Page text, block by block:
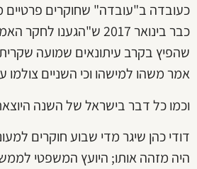
כעובדה ב"עובדה" שחוקרים פרטיים
שהפיץ בקרב עיתונאים שמועה שקרית
אמר משהו למישהו וכי השניים צולמו
וכמו כל דבר בישראל של השנה
דודי כהן שיגר מדי שבוע חוקרים
היה מזהה אותו; היועץ המשפטי